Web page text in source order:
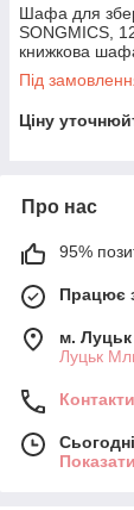
Шафа для
SONGMICS, 12
книжкова
шафа,
легка збірка,
Під
Ціну
Про нас
95%
Працює
м. Луцьк
Луцьк
Контакти